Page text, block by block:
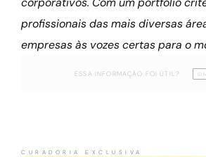
profissionais das mais diversas
empresas às vozes certas para o
ESSA INFORMAÇÃO FOI ÚTIL?
CURADORIA EXCLUSIVA